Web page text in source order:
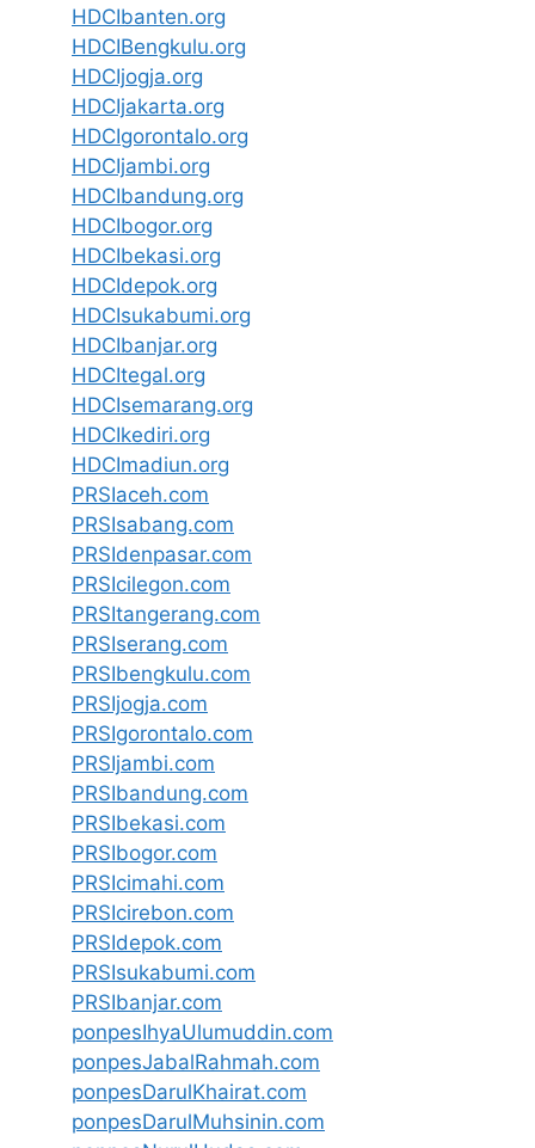
HDCIbanten.org
HDCIBengkulu.org
HDCIjogja.org
HDCIjakarta.org
HDCIgorontalo.org
HDCIjambi.org
HDCIbandung.org
HDCIbogor.org
HDCIbekasi.org
HDCIdepok.org
HDCIsukabumi.org
HDCIbanjar.org
HDCItegal.org
HDCIsemarang.org
HDCIkediri.org
HDCImadiun.org
PRSIaceh.com
PRSIsabang.com
PRSIdenpasar.com
PRSIcilegon.com
PRSItangerang.com
PRSIserang.com
PRSIbengkulu.com
PRSIjogja.com
PRSIgorontalo.com
PRSIjambi.com
PRSIbandung.com
PRSIbekasi.com
PRSIbogor.com
PRSIcimahi.com
PRSIcirebon.com
PRSIdepok.com
PRSIsukabumi.com
PRSIbanjar.com
ponpesIhyaUlumuddin.com
ponpesJabalRahmah.com
ponpesDarulKhairat.com
ponpesDarulMuhsinin.com